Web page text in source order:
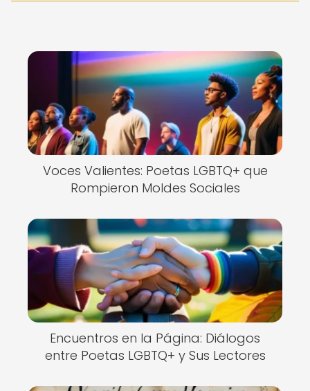
Voces Valientes: Poetas LGBTQ+ que
Rompieron Moldes Sociales
Encuentros en la Página: Diálogos
entre Poetas LGBTQ+ y Sus Lectores